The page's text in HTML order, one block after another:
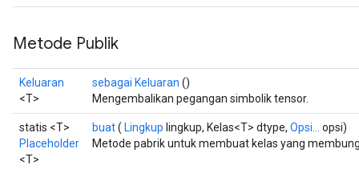
Metode Publik
Keluaran
<T>
sebagai Keluaran ()
Mengembalikan pegangan simbolik tensor.
statis <T>
Placeholder
<T>
buat( Lingkup lingkup, Kelas<T> dtype, Opsi...
opsi)
Metode pabrik untuk membuat kelas yang